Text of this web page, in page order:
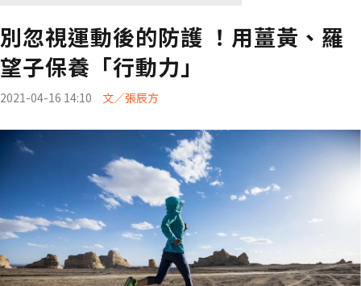
別忽視運動後的防護 ！用薑黃、羅
望子保養「行動力」
2021-04-16 14:10 文／張辰方